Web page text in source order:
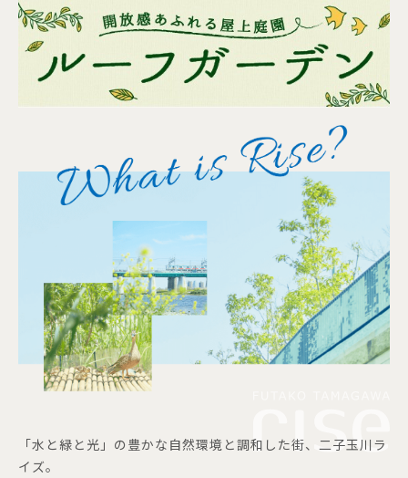
「水と緑と光」の豊かな自然環境と調和した街、二子玉川ラ
イズ。